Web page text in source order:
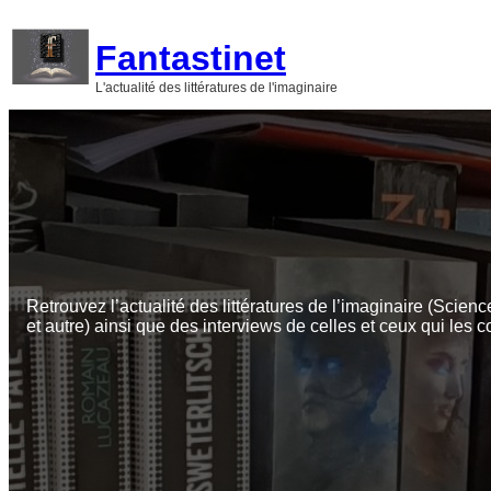
contenu
Fantastinet
L'actualité des littératures de l'imaginaire
Retrouvez l’actualité des littératures de l’imaginaire
et autre) ainsi que des interviews de celles et ceux qui les